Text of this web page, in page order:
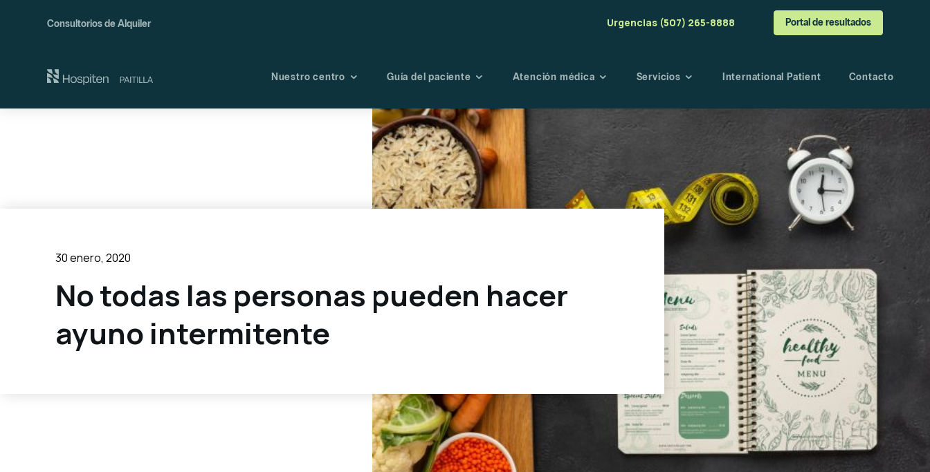
Consultorios de Alquiler Urgencias (507) 265-8888 Portal de resultados
Nuestro centro
Comité de Bioética
Guía del paciente
Admisión
Atención médica
rehabilitación
Urgencias
Servicios
Laboratorio
Banco de sangre
International Patient Contacto
30 enero, 2020
No todas las personas pueden hacer
ayuno intermitente